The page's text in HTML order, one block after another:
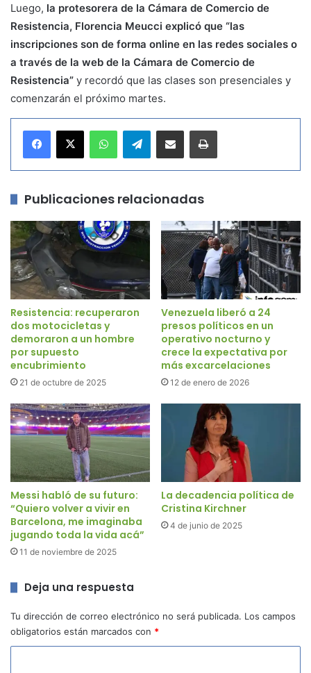
Luego, la protesorera de la Cámara de Comercio de
Resistencia, Florencia Meucci explicó que “las
inscripciones son de forma online en las redes sociales o
a través de la web de la Cámara de Comercio de
Resistencia” y recordó que las clases son presenciales y
comenzarán el próximo martes.
Telegram
Publicaciones relacionadas
Resistencia: recuperaron
dos motocicletas y
demoraron a un hombre
por supuesto
encubrimiento
21 de octubre de 2025
Venezuela liberó a 24
presos políticos en un
operativo nocturno y
crece la expectativa por
más excarcelaciones
12 de enero de 2026
Messi habló de su futuro:
“Quiero volver a vivir en
Barcelona, me imaginaba
jugando toda la vida acá”
11 de noviembre de 2025
La decadencia política de
Cristina Kirchner
4 de junio de 2025
Deja una respuesta
Tu dirección de correo electrónico no será publicada. Los campos
obligatorios están marcados con *